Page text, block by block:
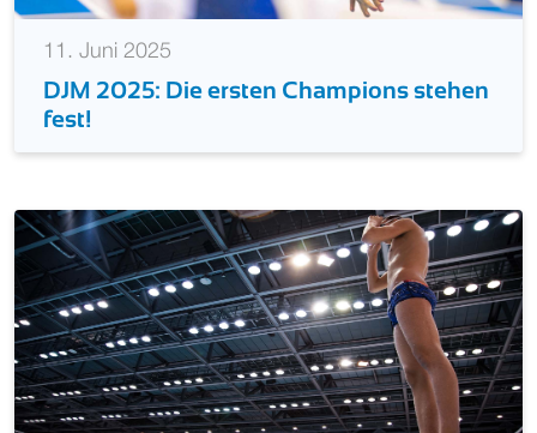
11. Juni 2025
DJM 2025: Die ersten Champions stehen
fest!